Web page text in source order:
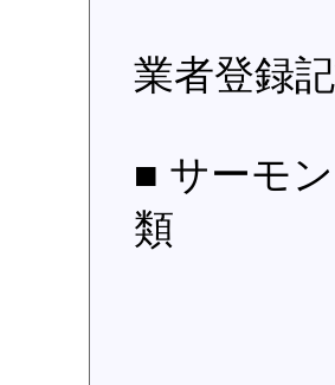
業者登録
■ サーモ
類